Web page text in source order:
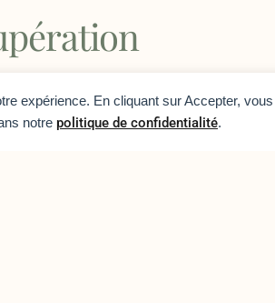
expérience. En cliquant sur Accepter,
notre politique de confidentialité.